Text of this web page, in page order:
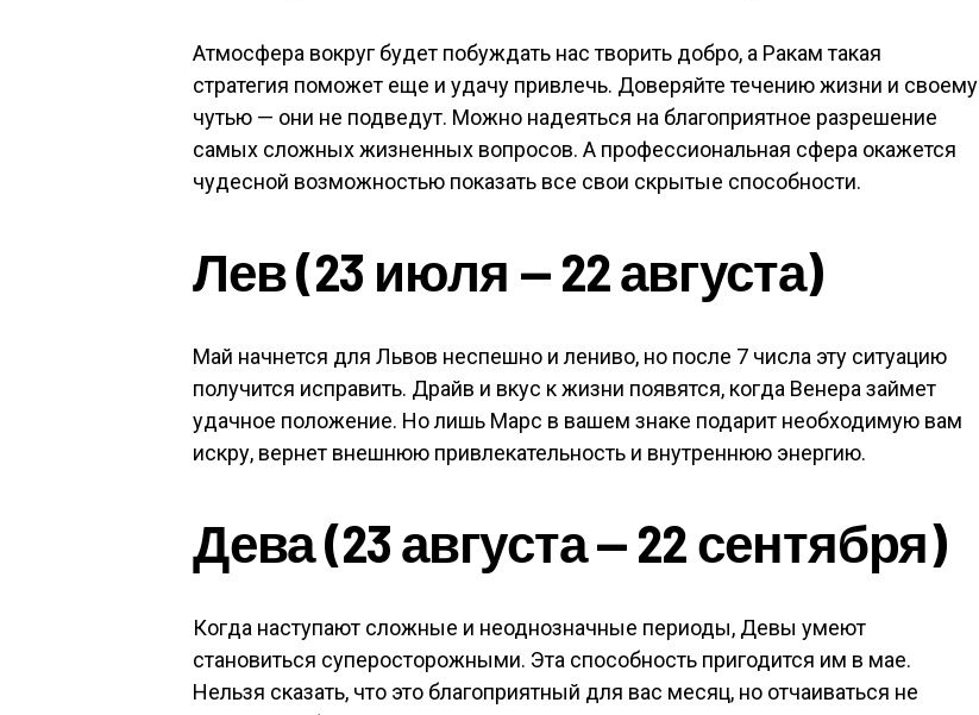
Атмосфера вокруг будет побуждать нас творить добро, а Ракам такая
стратегия поможет еще и удачу привлечь. Доверяйте течению жизни и своему
чутью — они не подведут. Можно надеяться на благоприятное разрешение
самых сложных жизненных вопросов. А профессиональная сфера окажется
чудесной возможностью показать все свои скрытые способности.
Лев (23 июля — 22 августа)
Май начнется для Львов неспешно и лениво, но после 7 числа эту ситуацию
получится исправить. Драйв и вкус к жизни появятся, когда Венера займет
удачное положение. Но лишь Марс в вашем знаке подарит необходимую вам
искру, вернет внешнюю привлекательность и внутреннюю энергию.
Дева (23 августа — 22 сентября)
Когда наступают сложные и неоднозначные периоды, Девы умеют
становиться суперосторожными. Эта способность пригодится им в мае.
Нельзя сказать, что это благоприятный для вас месяц, но отчаиваться не